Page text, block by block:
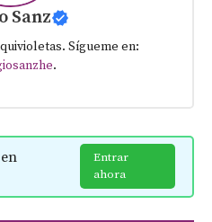
Sanz
Sígueme en:
.
Entrar
ahora